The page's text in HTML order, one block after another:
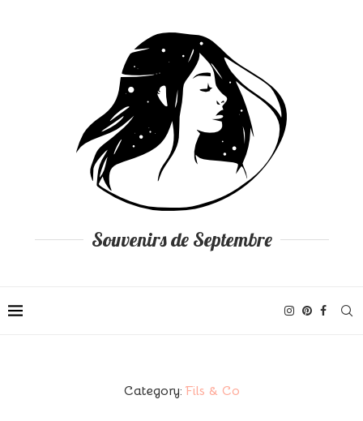
Souvenirs de Septembre
Category: Fils & Co